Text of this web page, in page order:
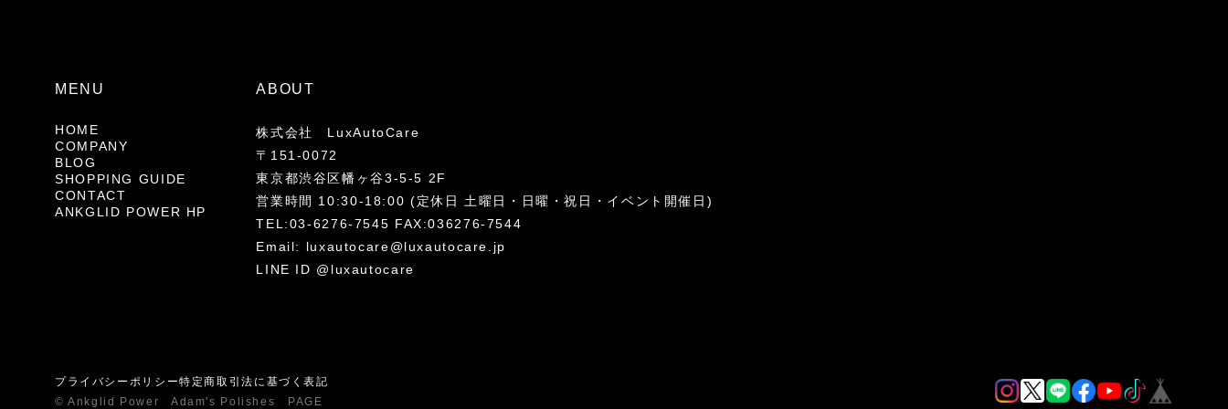
ABOUT
株式会社 LuxAutoCare
〒151-0072
東京都渋谷区幡ヶ谷3-5-5 2F
営業時間 10:30-18:00 (定休日 土曜日・日曜・祝日・イベント開催日)
TEL:03-6276-7545 FAX:036276-7544
Email: luxautocare@luxautocare.jp
LINE ID @luxautocare
MENU
HOME
COMPANY
BLOG
SHOPPING GUIDE
CONTACT
ANKGLID POWER HP
プライバシーポリシー特定商取引法に基づく表記
© Ankglid Power Adam's Polishes PAGE